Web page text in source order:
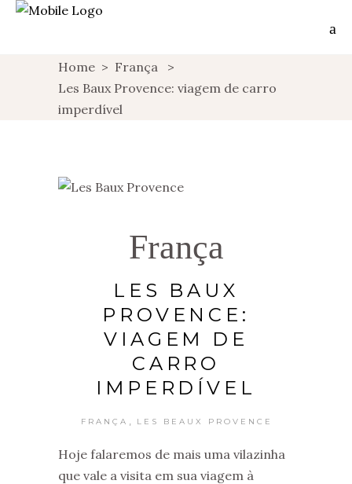
Home > França
>
Les Baux Provence: viagem de carro
imperdível
França
LES BAUX
PROVENCE:
VIAGEM DE
CARRO
IMPERDÍVEL
FRANÇA LES BEAUX PROVENCE
Hoje falaremos de mais uma vilazinha
que vale a visita em sua viagem à